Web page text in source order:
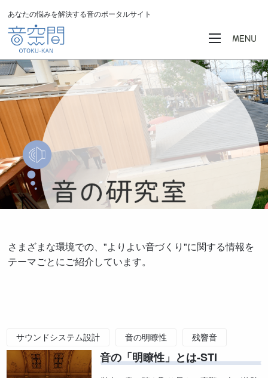
あなたの悩みを解決する音のポータルサイト
さまざまな環境での、"よりよい音づくり"に関する情報を
テーマごとにご紹介しています。
サウンドシステム設計 音の明瞭性 残響音
指向性 音の「明瞭性」とは-STI